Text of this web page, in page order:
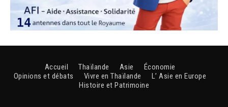
Accueil Thaïlande Asie
Économie
Opinions et débats
Vivre en Thaïlande
L’ Asie en Europe
Histoire et Patrimoine